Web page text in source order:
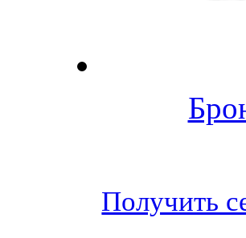
Получить